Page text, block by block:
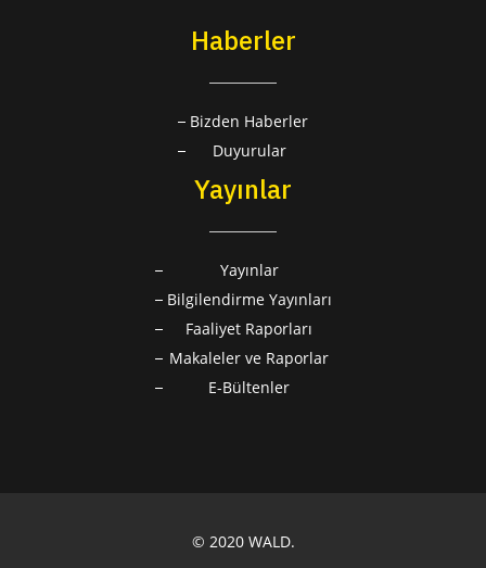
Haberler
Bizden Haberler
Duyurular
Yayınlar
Yayınlar
Bilgilendirme Yayınları
Faaliyet Raporları
Makaleler ve Raporlar
E-Bültenler
© 2020 WALD.